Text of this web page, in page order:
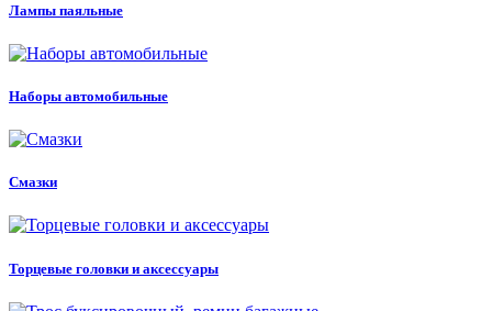
Лампы паяльные
Наборы автомобильные
Смазки
Торцевые головки и аксессуары